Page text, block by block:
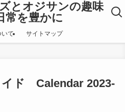
とオジサンの趣味
常を豊かに
いて サイトマップ
イド Calendar 2023-